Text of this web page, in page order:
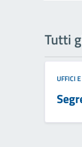
Tutti
UFFICI